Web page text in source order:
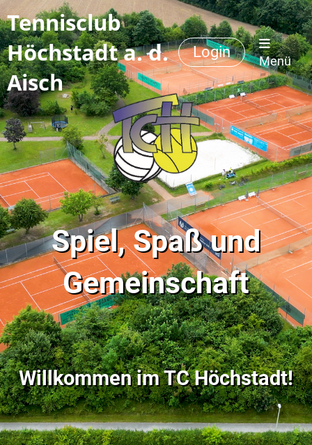
Tennisclub
Höchstadt a. d.
Aisch
Login
Menü
Spiel, Spaß und
Gemeinschaft
Willkommen imTC Höchstadt!